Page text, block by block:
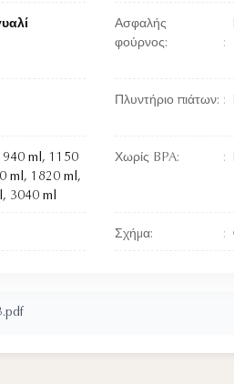
Ασφαλής
φούρνος:
Πλυντήριο πιάτων:
940 ml, 1150
ml, 1820 ml,
3040 ml
Χωρίς BPA:
Σχήμα: